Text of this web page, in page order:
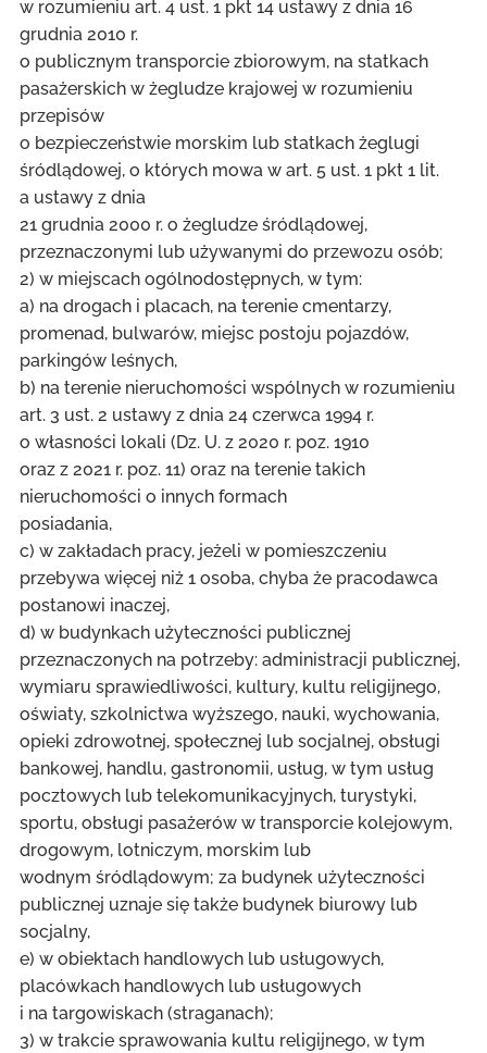
w rozumieniu art. 4 ust. 1 pkt 14 ustawy z dnia 16
grudnia 2010 r.
o publicznym transporcie zbiorowym, na statkach
pasażerskich w żegludze krajowej w rozumieniu
przepisów
o bezpieczeństwie morskim lub statkach żeglugi
śródlądowej, o których mowa w art. 5 ust. 1 pkt 1 lit.
a ustawy z dnia
21 grudnia 2000 r. o żegludze śródlądowej,
przeznaczonymi lub używanymi do przewozu osób;
2) w miejscach ogólnodostępnych, w tym:
a) na drogach i placach, na terenie cmentarzy,
promenad, bulwarów, miejsc postoju pojazdów,
parkingów leśnych,
b) na terenie nieruchomości wspólnych w rozumieniu
art. 3 ust. 2 ustawy z dnia 24 czerwca 1994 r.
o własności lokali (Dz. U. z 2020 r. poz. 1910
oraz z 2021 r. poz. 11) oraz na terenie takich
nieruchomości o innych formach
posiadania,
c) w zakładach pracy, jeżeli w pomieszczeniu
przebywa więcej niż 1 osoba, chyba że pracodawca
postanowi inaczej,
d) w budynkach użyteczności publicznej
przeznaczonych na potrzeby: administracji publicznej,
wymiaru sprawiedliwości, kultury, kultu religijnego,
oświaty, szkolnictwa wyższego, nauki, wychowania,
opieki zdrowotnej, społecznej lub socjalnej, obsługi
bankowej, handlu, gastronomii, usług, w tym usług
pocztowych lub telekomunikacyjnych, turystyki,
sportu, obsługi pasażerów w transporcie kolejowym,
drogowym, lotniczym, morskim lub
wodnym śródlądowym; za budynek użyteczności
publicznej uznaje się także budynek biurowy lub
socjalny,
e) w obiektach handlowych lub usługowych,
placówkach handlowych lub usługowych
i na targowiskach (straganach);
3) w trakcie sprawowania kultu religijnego, w tym